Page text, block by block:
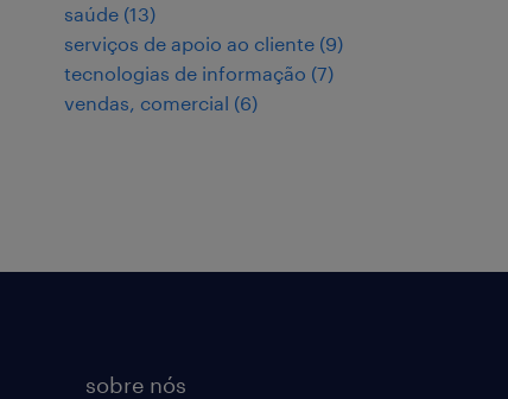
saúde (13)
serviços de apoio ao cliente (9)
tecnologias de informação (7)
vendas, comercial (6)
sobre nós